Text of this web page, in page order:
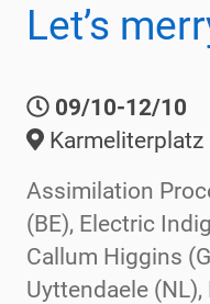
Let’s
09/10-12/10
Karmeliterplatz
Assimilation
(BE), Electric
Callum Higgins
Uyttendaele (NL),